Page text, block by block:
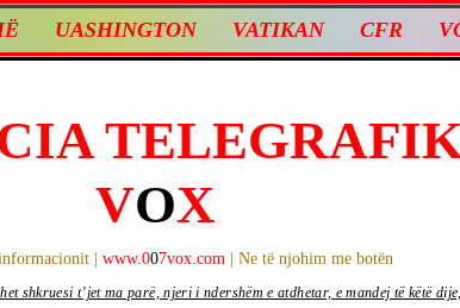
UASHINGTON VATIKAN CFR
VOX
| www.007vox.com | Ne të njohim me botën
shkruesi t’jet ma parë, njeri i ndershëm e atdhetar, e mandej të këtë